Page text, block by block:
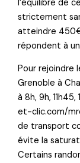
l’équilibre de
strictement
atteindre
répondent à
Pour rejoindre
Grenoble à
à 8h, 9h,
et-clic.com/
de transport
évite la
Certains